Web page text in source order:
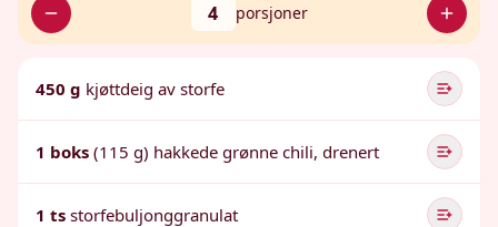
4 porsjoner
450 g kjøttdeig av storfe
1 boks (115 g) hakkede grønne chili, drenert
1 ts storfebuljonggranulat